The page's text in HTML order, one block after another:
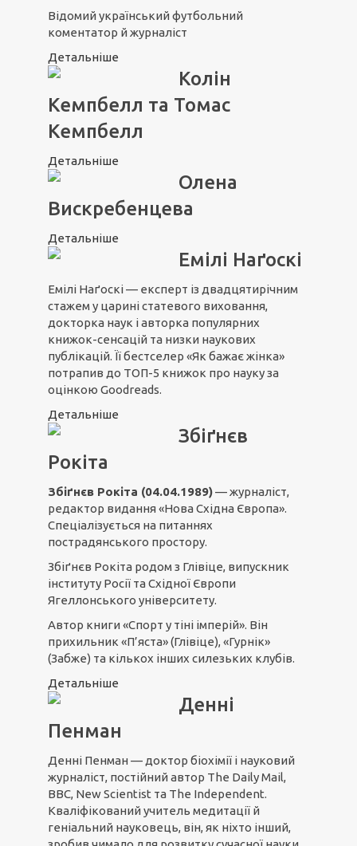
Відомий український футбольний
коментатор й журналіст
Детальніше
Колін
Кемпбелл та Томас
Кемпбелл
Детальніше
Олена
Вискребенцева
Детальніше
Емілі Наґоскі
Емілі Наґоскі — експерт із двадцятирічним
стажем у царині статевого виховання,
докторка наук і авторка популярних
книжок-сенсацій та низки наукових
публікацій. Її бестселер «Як бажає жінка»
потрапив до ТОП-5 книжок про науку за
оцінкою Goodreads.
Детальніше
Збіґнєв
Рокіта
Збіґнєв Рокіта (04.04.1989)— журналіст,
редактор видання «Нова Східна Європа».
Спеціалізується на питаннях
пострадянського простору.
Збіґнєв Рокіта родом з Глівіце, випускник
інституту Росії та Східної Європи
Ягеллонського університету.
Автор книги «Спорт у тіні імперій». Він
прихильник «П’яста» (Глівіце), «Гурнік»
(Забже) та кількох інших силезьких клубів.
Детальніше
Денні
Пенман
Денні Пенман — доктор біохімії і науковий
журналіст, постійний автор The Daily Mail,
BBC, New Scientist та The Independent.
Кваліфікований учитель медитації й
геніальний науковець, він, як ніхто інший,